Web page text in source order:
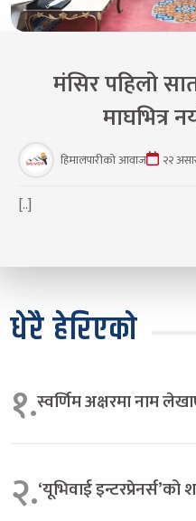
मंसिर पहिलो
माघभित्र
हिमालपारीको आवाज २२
[..]
धेरै हेरिएको
१.स्वर्णिम अक्षरमा नाम
२.‘यूभिवाई